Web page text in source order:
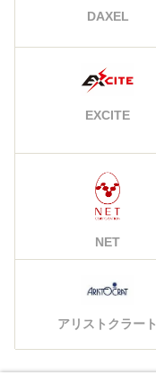
DAXEL
EXCITE
NET
アリストクラート